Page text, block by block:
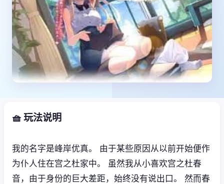
🧺 玩法说明
我的名字是峰岸优真。 由于某些原因从以前开始便作
为仆人住在宫之杜家中。 虽然我从小喜欢宫之杜春
音，由于身份的巨大差距，始终没有说出口。 然而春